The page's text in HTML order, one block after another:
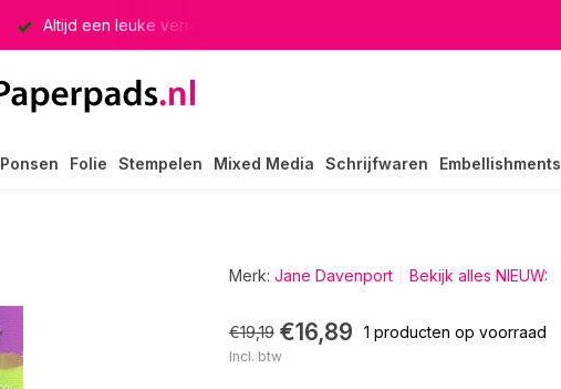
Altijd een leuke verrassing
Ponsen Folie Stempelen Mixed Media Schrijfwaren Embellishments
Merk: Jane Davenport Bekijk alles NIEUW:
€19,19 €16,89 1 producten op voorraad
Incl. btw